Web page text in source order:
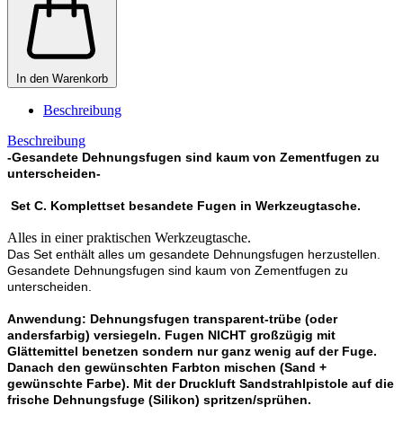
In den Warenkorb
Beschreibung
Beschreibung
-Gesandete Dehnungsfugen sind kaum von Zementfugen zu
unterscheiden-
Set C. Komplettset besandete Fugen in Werkzeugtasche.
Alles in einer praktischen Werkzeugtasche.
Das Set enthält alles um gesandete Dehnungsfugen herzustellen.
Gesandete Dehnungsfugen sind kaum von Zementfugen zu
unterscheiden.
Anwendung: Dehnungsfugen transparent-trübe (oder
andersfarbig) versiegeln. Fugen NICHT großzügig mit
Glättemittel benetzen sondern nur ganz wenig auf der Fuge.
Danach den gewünschten Farbton mischen (Sand +
gewünschte Farbe). Mit der Druckluft Sandstrahlpistole auf die
frische Dehnungsfuge (Silikon) spritzen/sprühen.